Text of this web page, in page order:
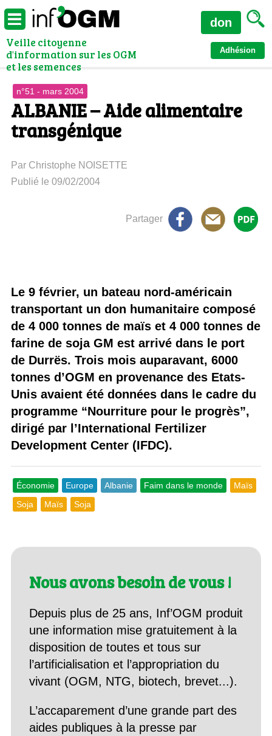
Veille citoyenne
d'information sur les OGM
et les semences
Adhésion
don
n°51 - mars 2004
ALBANIE – Aide alimentaire
transgénique
Par Christophe NOISETTE
Publié le 09/02/2004
Partager
Le 9 février, un bateau nord-américain
transportant un don humanitaire composé
de 4 000 tonnes de maïs et 4 000 tonnes de
farine de soja GM est arrivé dans le port
de Durrës. Trois mois auparavant, 6000
tonnes d’OGM en provenance des Etats-
Unis avaient été données dans le cadre du
programme “Nourriture pour le progrès”,
dirigé par l’International Fertilizer
Development Center (IFDC).
Économie Europe Albanie Faim dans le monde
Maïs
Soja
Maïs Soja
Nous avons besoin de vous !
Depuis plus de 25 ans, Inf’OGM produit
une information mise gratuitement à la
disposition de toutes et tous sur
l’artificialisation et l’appropriation du
vivant (OGM, NTG, biotech, brevet...).
L’accaparement d’une grande part des
aides publiques à la presse par